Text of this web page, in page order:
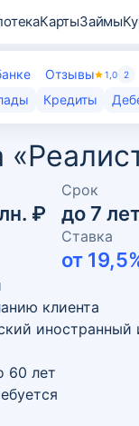
КартыЗаймы
Отзывы 1,0 2
Кредиты
₽
Срок
до 7
Ставка
от 19,5
клиента
60 лет